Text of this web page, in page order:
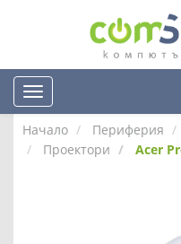
Начало Периферия
Проектори
Acer